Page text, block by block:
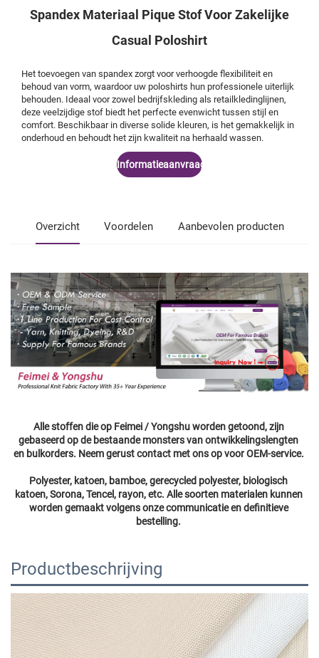
Spandex Materiaal Pique Stof Voor Zakelijke
Casual Poloshirt
Het toevoegen van spandex zorgt voor verhoogde flexibiliteit en
behoud van vorm, waardoor uw poloshirts hun professionele uiterlijk
behouden. Ideaal voor zowel bedrijfskleding als retailkledinglijnen,
deze veelzijdige stof biedt het perfecte evenwicht tussen stijl en
comfort. Beschikbaar in diverse solide kleuren, is het gemakkelijk in
onderhoud en behoudt het zijn kwaliteit na herhaald wassen.
Informatieaanvraag
Overzicht Voordelen Aanbevolen producten
Alle stoffen die op Feimei / Yongshu worden getoond, zijn
gebaseerd op de bestaande monsters van ontwikkelingslengten
Polyester, katoen, bamboe, gerecycled polyester, biologisch
katoen, Sorona, Tencel, rayon, etc. Alle soorten materialen kunnen
worden gemaakt volgens onze communicatie en definitieve
bestelling.
Productbeschrijving